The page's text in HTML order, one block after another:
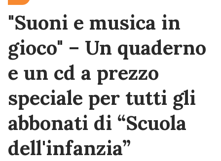
"Suoni e musica in
gioco" – Un quaderno
e un cd a prezzo
speciale per tutti gli
abbonati di “Scuola
dell'infanzia”